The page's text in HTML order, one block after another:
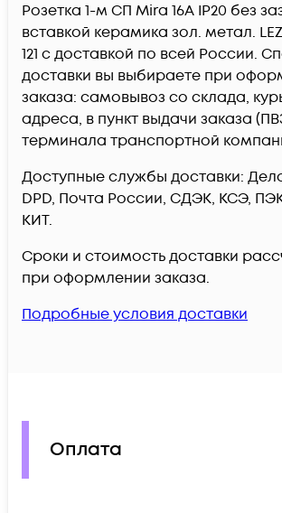
Розетка 1-м СП Mira 16А IP20 без
вставкой керамика зол. метал.
121 c доставкой по всей России.
доставки вы выбираете при
заказа: самовывоз со склада,
адреса, в пункт выдачи заказа
терминала транспортной
Доступные службы доставки:
DPD, Почта России, СДЭК, КСЭ,
КИТ.
Сроки и стоимость доставки
при оформлении заказа.
Подробные условия доставки
Оплата